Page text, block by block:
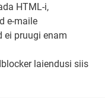
HTML-i,
e-maile
ei pruugi enam
laiendusi siis